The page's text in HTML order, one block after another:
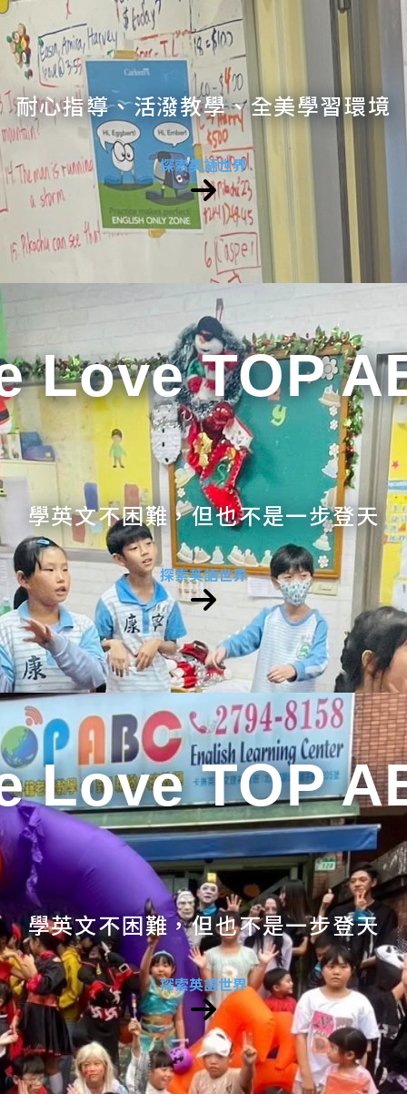
耐心指導、活潑教學、全美學習環境
探索英語世界
Love TOP
學英文不困難，但也不是一步登天
探索英語世界
Love TOP
學英文不困難，但也不是一步登天
探索英語世界